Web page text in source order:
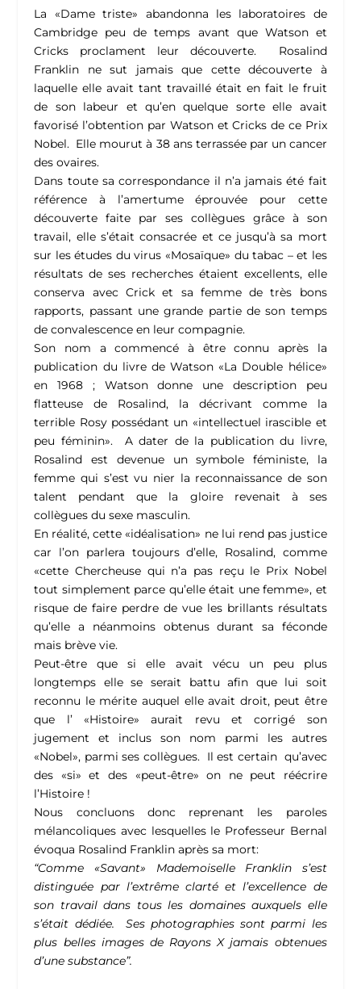
La «Dame triste» abandonna les laboratoires de
Cambridge peu de temps avant que Watson et
Cricks proclament leur découverte. Rosalind
Franklin ne sut jamais que cette découverte à
laquelle elle avait tant travaillé était en fait le fruit
de son labeur et qu’en quelque sorte elle avait
favorisé l’obtention par Watson et Cricks de ce Prix
Nobel. Elle mourut à 38 ans terrassée par un cancer
des ovaires.
Dans toute sa correspondance il n’a jamais été fait
référence à l’amertume éprouvée pour cette
découverte faite par ses collègues grâce à son
travail, elle s’était consacrée et ce jusqu’à sa mort
sur les études du virus «Mosaïque» du tabac – et les
résultats de ses recherches étaient excellents, elle
conserva avec Crick et sa femme de très bons
rapports, passant une grande partie de son temps
de convalescence en leur compagnie.
Son nom a commencé à être connu après la
publication du livre de Watson «La Double hélice»
en 1968 ; Watson donne une description peu
flatteuse de Rosalind, la décrivant comme la
terrible Rosy possédant un «intellectuel irascible et
peu féminin». A dater de la publication du livre,
Rosalind est devenue un symbole féministe, la
femme qui s’est vu nier la reconnaissance de son
talent pendant que la gloire revenait à ses
collègues du sexe masculin.
En réalité, cette «idéalisation» ne lui rend pas justice
car l’on parlera toujours d’elle, Rosalind, comme
«cette Chercheuse qui n’a pas reçu le Prix Nobel
tout simplement parce qu’elle était une femme», et
risque de faire perdre de vue les brillants résultats
qu’elle a néanmoins obtenus durant sa féconde
mais brève vie.
Peut-être que si elle avait vécu un peu plus
longtemps elle se serait battu afin que lui soit
reconnu le mérite auquel elle avait droit, peut être
que l’ «Histoire» aurait revu et corrigé son
jugement et inclus son nom parmi les autres
«Nobel», parmi ses collègues. Il est certain qu’avec
des «si» et des «peut-être» on ne peut réécrire
l’Histoire !
Nous concluons donc reprenant les paroles
mélancoliques avec lesquelles le Professeur Bernal
évoqua Rosalind Franklin après sa mort:
“Comme «Savant» Mademoiselle Franklin s’est
distinguée par l’extrême clarté et l’excellence de
son travail dans tous les domaines auxquels elle
s’était dédiée. Ses photographies sont parmi les
plus belles images de Rayons X jamais obtenues
d’une substance”.